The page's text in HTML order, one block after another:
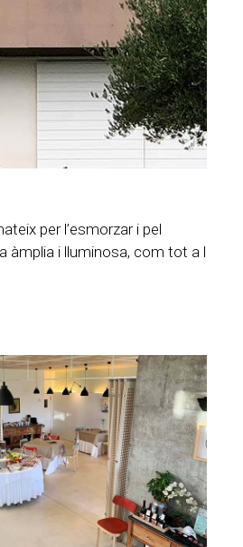
per l’esmorzar i pel
àmplia i lluminosa, com tot a l